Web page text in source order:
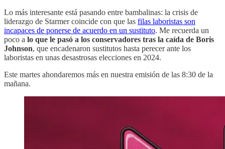
Lo más interesante está pasando entre bambalinas: la crisis de
liderazgo de Starmer coincide con que las filas laboristas son
incapaces de ponerse de acuerdo en un sustituto. Me recuerda un
poco a lo que le pasó a los conservadores tras la caída de Boris
Johnson, que encadenaron sustitutos hasta perecer ante los
laboristas en unas desastrosas elecciones en 2024.
Este martes ahondaremos más en nuestra emisión de las 8:30 de la
mañana.